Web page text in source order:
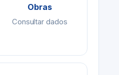
Obras
Consultar dados